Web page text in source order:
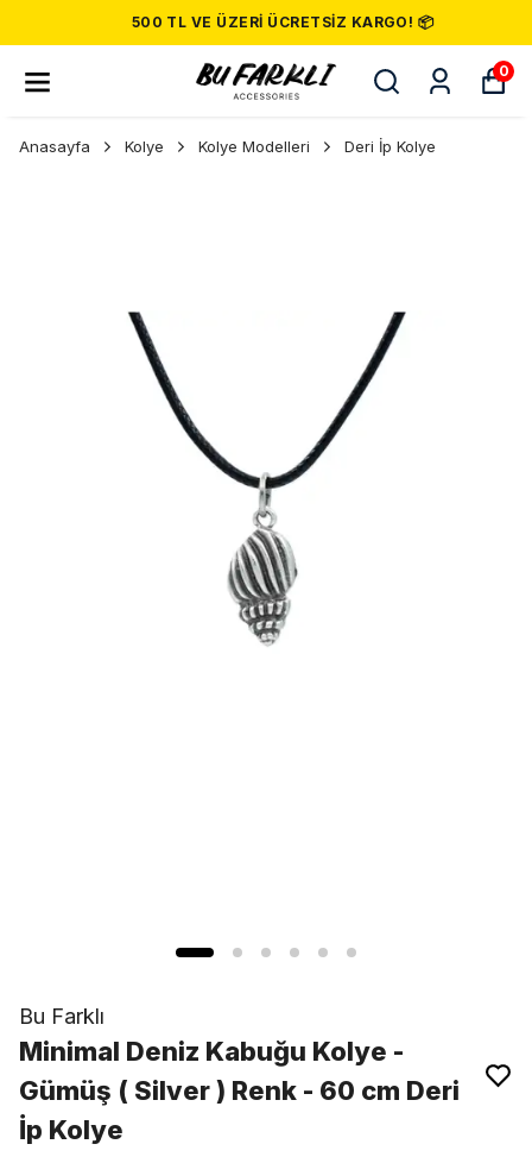
500 TL VE ÜZERI ÜCRETSIZ KARGO! 📦
0
Anasayfa Kolye Kolye Modelleri Deri İp Kolye
Bu Farklı
Minimal Deniz Kabuğu Kolye -
Gümüş ( Silver ) Renk - 60 cm Deri
İp Kolye